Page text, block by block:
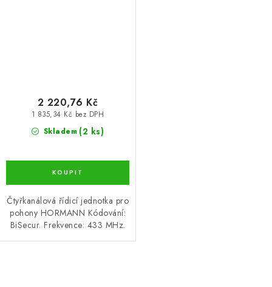
Skladem (2 ks)
1 835,34 Kč bez DPH
2 220,76 Kč
Čtyřkanálová řídicí jednotka pro
pohony HORMANN Kódování:
BiSecur. Frekvence: 433 MHz.